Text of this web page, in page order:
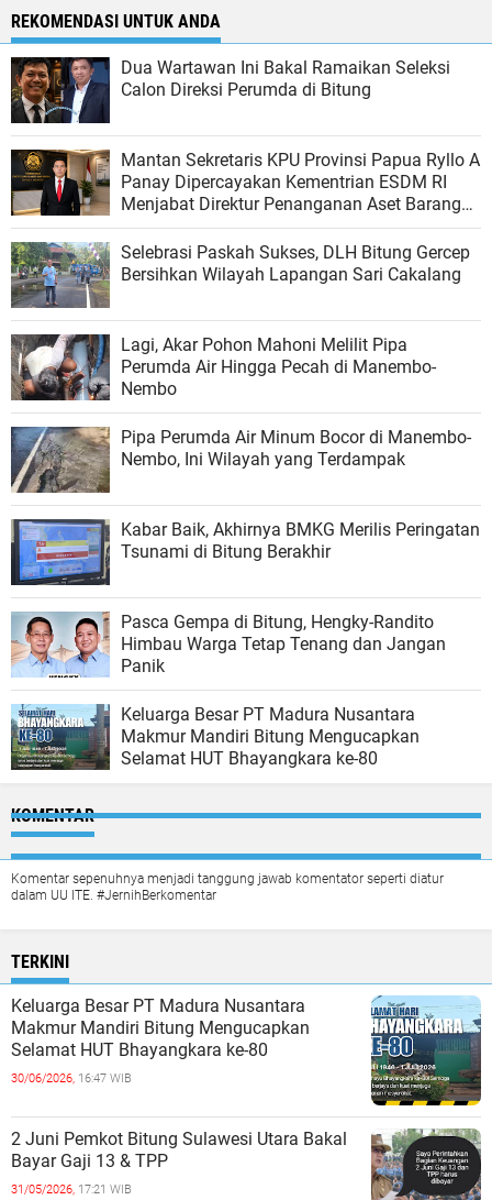
REKOMENDASI UNTUK ANDA
Dua Wartawan Ini Bakal Ramaikan Seleksi
Calon Direksi Perumda di Bitung
Mantan Sekretaris KPU Provinsi Papua Ryllo A
Panay Dipercayakan Kementrian ESDM RI
Menjabat Direktur Penanganan Aset Barang
Bukti
Selebrasi Paskah Sukses, DLH Bitung Gercep
Bersihkan Wilayah Lapangan Sari Cakalang
Lagi, Akar Pohon Mahoni Melilit Pipa
Perumda Air Hingga Pecah di Manembo-
Nembo
Pipa Perumda Air Minum Bocor di Manembo-
Nembo, Ini Wilayah yang Terdampak
Kabar Baik, Akhirnya BMKG Merilis Peringatan
Tsunami di Bitung Berakhir
Pasca Gempa di Bitung, Hengky-Randito
Himbau Warga Tetap Tenang dan Jangan
Panik
Keluarga Besar PT Madura Nusantara
Makmur Mandiri Bitung Mengucapkan
Selamat HUT Bhayangkara ke-80
KOMENTAR
Komentar sepenuhnya menjadi tanggung jawab komentator seperti diatur
dalam UU ITE. #JernihBerkomentar
TERKINI
Keluarga Besar PT Madura Nusantara
Makmur Mandiri Bitung Mengucapkan
Selamat HUT Bhayangkara ke-80
30/06/2026, 16:47 WIB
2 Juni Pemkot Bitung Sulawesi Utara Bakal
Bayar Gaji 13 & TPP
31/05/2026, 17:21 WIB